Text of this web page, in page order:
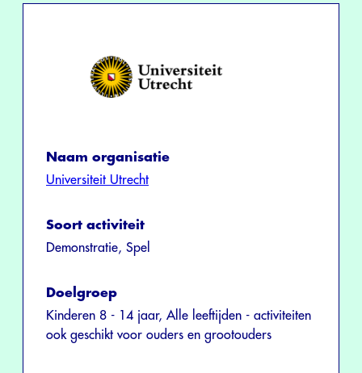
Naam organisatie
Universiteit Utrecht
Soort activiteit
Demonstratie, Spel
Doelgroep
Kinderen 8 - 14 jaar, Alle leeftijden - activiteiten
ook geschikt voor ouders en grootouders